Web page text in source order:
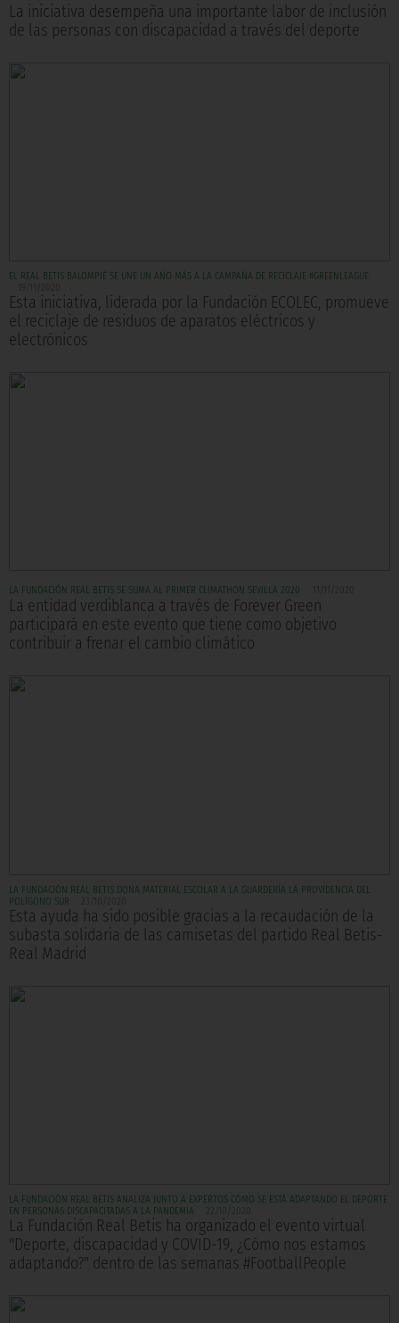
La iniciativa desempeña una importante labor de inclusión
de las personas con discapacidad a través del deporte
EL REAL BETIS BALOMPIÉ SE UNE UN AÑO MÁS A LA CAMPAÑA DE RECICLAJE #GREENLEAGUE
Esta iniciativa, liderada por la Fundación ECOLEC, promueve
el reciclaje de residuos de aparatos eléctricos y
electrónicos
LA FUNDACIÓN REAL BETIS SE SUMA AL PRIMER CLIMATHON SEVILLA 2020
La entidad verdiblanca a través de Forever Green
participará en este evento que tiene como objetivo
contribuir a frenar el cambio climático
LA FUNDACIÓN REAL BETIS DONA MATERIAL ESCOLAR A LA GUARDERÍA LA PROVIDENCIA DEL
POLÍGONO SUR
Esta ayuda ha sido posible gracias a la recaudación de la
subasta solidaria de las camisetas del partido Real Betis-
Real Madrid
LA FUNDACIÓN REAL BETIS ANALIZA JUNTO A EXPERTOS CÓMO SE ESTÁ ADAPTANDO EL DEPORTE
EN PERSONAS DISCAPACITADAS A LA PANDEMIA
La Fundación Real Betis ha organizado el evento virtual
"Deporte, discapacidad y COVID-19, ¿Cómo nos estamos
adaptando?" dentro de las semanas #FootballPeople